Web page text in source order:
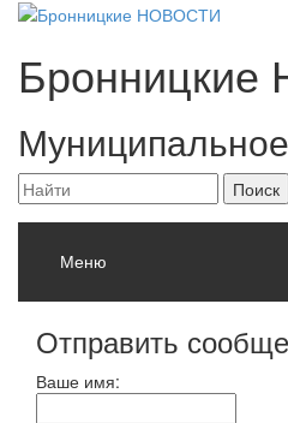
Бронницкие
Меню
Отправить
Ваше имя: